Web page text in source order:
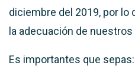
diciembre del 2019, por lo
la adecuación de
Es importantes que sepas: